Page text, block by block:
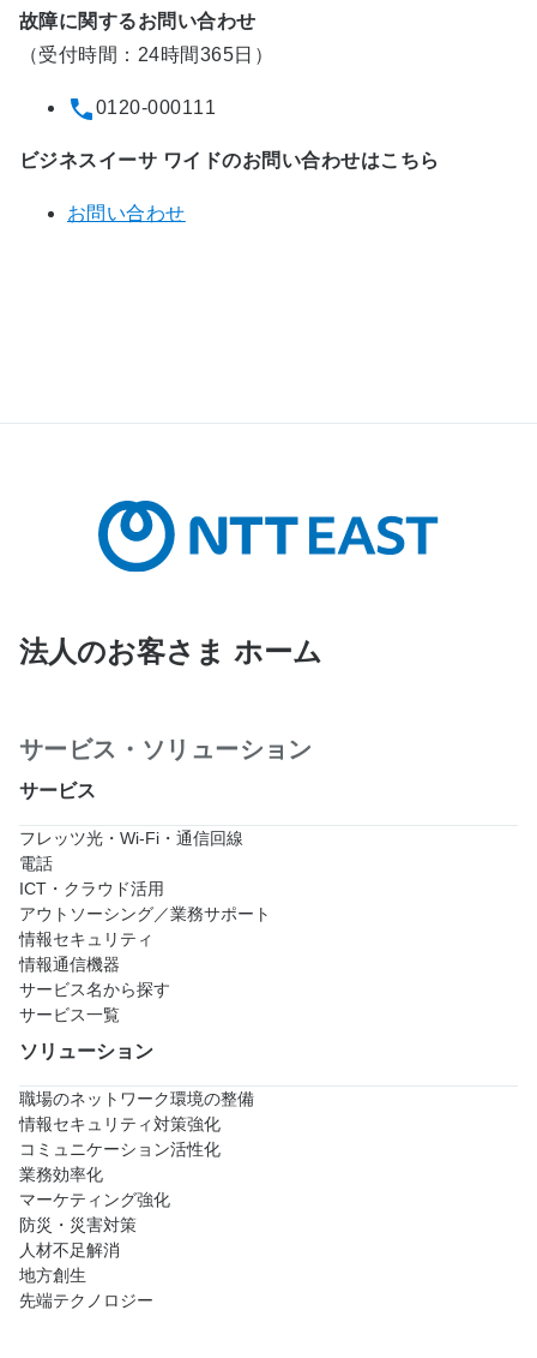
故障に関するお問い合わせ
（受付時間：24時間365日）
0120-000111
ビジネスイーサ ワイドのお問い合わせはこちら
お問い合わせ
法人のお客さま ホーム
サービス・ソリューション
サービス
フレッツ光・Wi-Fi・通信回線
電話
ICT・クラウド活用
アウトソーシング／業務サポート
情報セキュリティ
情報通信機器
サービス名から探す
サービス一覧
ソリューション
職場のネットワーク環境の整備
情報セキュリティ対策強化
コミュニケーション活性化
業務効率化
マーケティング強化
防災・災害対策
人材不足解消
地方創生
先端テクノロジー